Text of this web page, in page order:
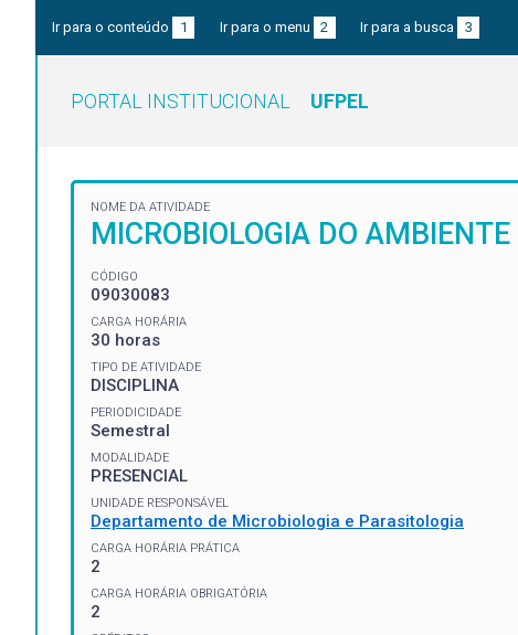
Ir para o conteúdo 1 Ir para o menu 2 Ir para a busca 3
PORTAL INSTITUCIONAL UFPEL
NOME DA ATIVIDADE
MICROBIOLOGIA DO AMBIENTE
CÓDIGO
09030083
CARGA HORÁRIA
30 horas
TIPO DE ATIVIDADE
DISCIPLINA
PERIODICIDADE
Semestral
MODALIDADE
PRESENCIAL
UNIDADE RESPONSÁVEL
Departamento de Microbiologia e Parasitologia
CARGA HORÁRIA PRÁTICA
2
CARGA HORÁRIA OBRIGATÓRIA
2